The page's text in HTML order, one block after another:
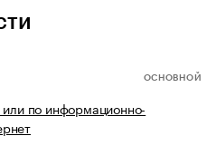
ОСНОВНОЙ
или по информационно-